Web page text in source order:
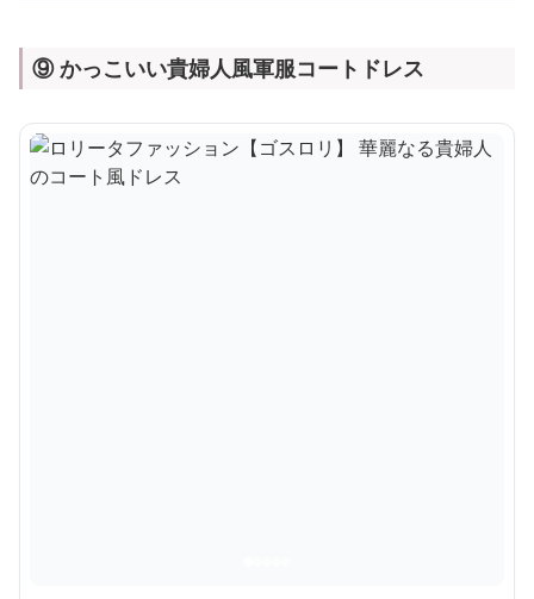
⑨ かっこいい貴婦人風軍服コートドレス